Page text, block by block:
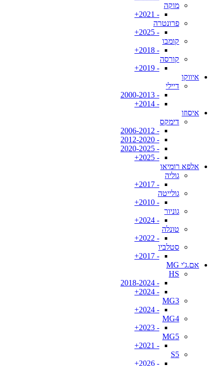
מוקה
- 2021+
פרונטרה
- 2025+
קומבו
- 2018+
קורסה
- 2019+
איווקו
דיילי
- 2000-2013
- 2014+
איסוזו
דימקס
- 2006-2012
- 2012-2020
- 2020-2025
- 2025+
אלפא רומיאו
גוליה
- 2017+
גולייטה
- 2010+
גוניור
- 2024+
טונלה
- 2022+
סטלביו
- 2017+
אם.ג'י MG
HS
- 2018-2024
- 2024+
MG3
- 2024+
MG4
- 2023+
MG5
- 2021+
S5
- 2026+